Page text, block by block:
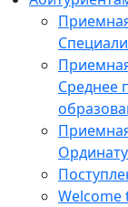
Среднее
Welcome